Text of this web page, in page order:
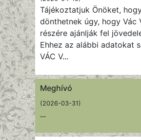
Tájékoztatjuk Önöket,
dönthetnek úgy, hogy Vác
részére ajánlják fel
Ehhez az alábbi adatokat
VÁC V...
Meghívó
(2026-03-31)
...